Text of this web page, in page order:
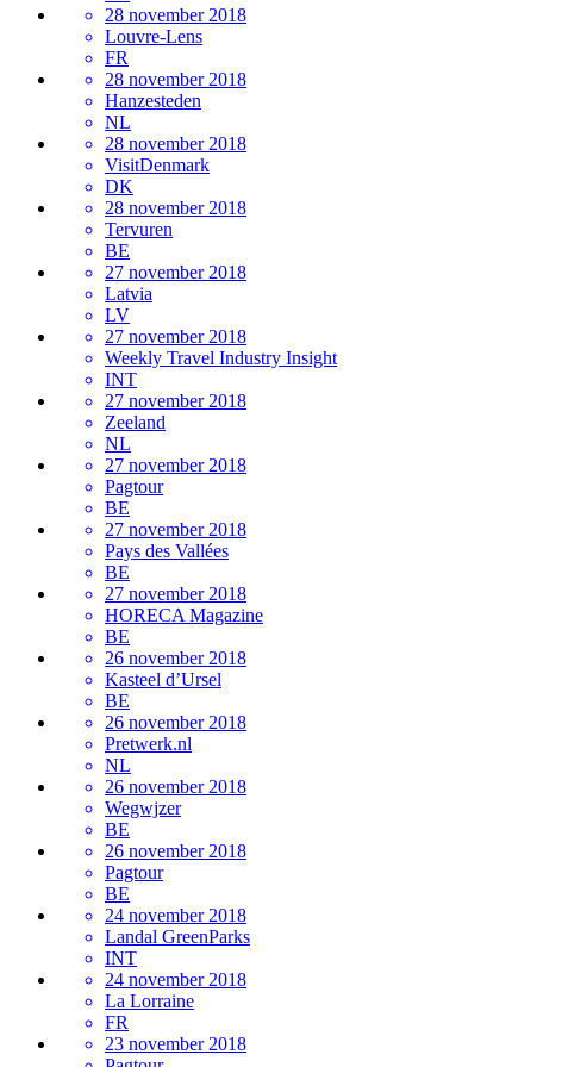
28 november 2018
Louvre-Lens
FR
28 november 2018
Hanzesteden
NL
28 november 2018
VisitDenmark
DK
28 november 2018
Tervuren
BE
27 november 2018
Latvia
LV
27 november 2018
Weekly Travel Industry Insight
INT
27 november 2018
Zeeland
NL
27 november 2018
Pagtour
BE
27 november 2018
Pays des Vallées
BE
27 november 2018
HORECA Magazine
BE
26 november 2018
Kasteel d’Ursel
BE
26 november 2018
Pretwerk.nl
NL
26 november 2018
Wegwjzer
BE
26 november 2018
Pagtour
BE
24 november 2018
Landal GreenParks
INT
24 november 2018
La Lorraine
FR
23 november 2018